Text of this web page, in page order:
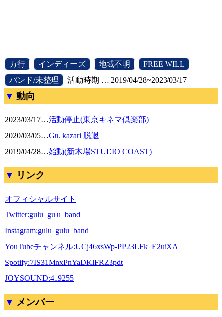
カ行 インディーズ 地域不明 FREE WILL
バンド/未整理 活動時期 … 2019/04/28~2023/03/17
動向
2023/03/17…活動停止(東京キネマ倶楽部)
2020/03/05…Gu. kazari 脱退
2019/04/28…始動(新木場STUDIO COAST)
リンク
オフィシャルサイト
Twitter:gulu_gulu_band
Instagram:gulu_gulu_band
YouTubeチャンネル:UCj46xsWp-PP23LFk_E2uiXA
Spotify:7IS31MnxPnYaDKlFRZ3pdt
JOYSOUND:419255
メンバー